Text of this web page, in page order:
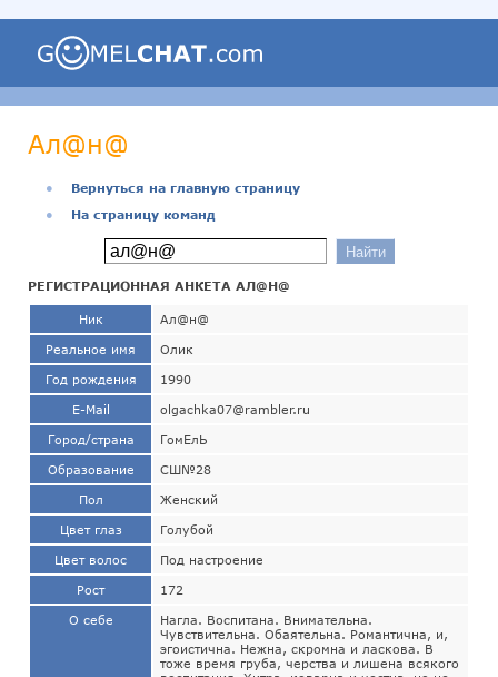
Ал@н@
●
Вернуться на главную страницу
●
На страницу команд
РЕГИСТРАЦИОННАЯ АНКЕТА АЛ@Н@
Ник Ал@н@
Реальное имя Олик
Год рождения 1990
E-Mail olgachka07@rambler.ru
Город/страна ГомЕлЬ
Образование СШ№28
Пол Женский
Цвет глаз Голубой
Цвет волос Под настроение
Рост 172
О себе
Нагла. Воспитана. Внимательна.
Чувствительна. Обаятельна. Романтична, и,
эгоистична. Нежна, скромна и ласкова. В
тоже время груба, черства и лишена всякого